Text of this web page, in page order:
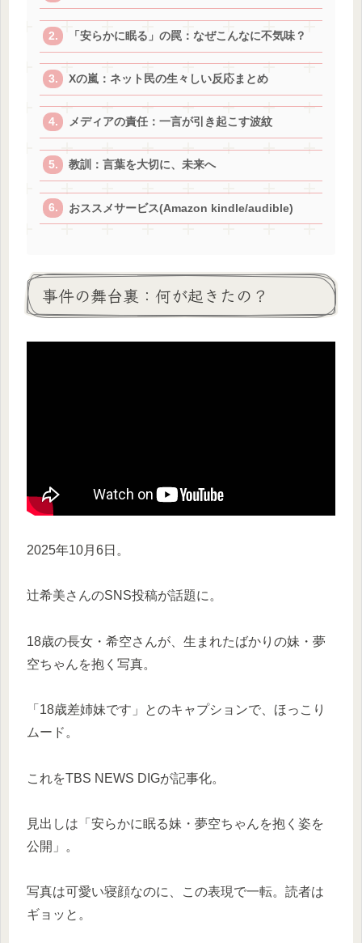
「安らかに眠る」の罠：なぜこんなに不気味？
Xの嵐：ネット民の生々しい反応まとめ
メディアの責任：一言が引き起こす波紋
教訓：言葉を大切に、未来へ
おススメサービス(Amazon kindle/audible)
事件の舞台裏：何が起きたの？
2025年10月6日。
辻希美さんのSNS投稿が話題に。
18歳の長女・希空さんが、生まれたばかりの妹・夢
空ちゃんを抱く写真。
「18歳差姉妹です」とのキャプションで、ほっこり
ムード。
これをTBS NEWS DIGが記事化。
見出しは「安らかに眠る妹・夢空ちゃんを抱く姿を
公開」。
写真は可愛い寝顔なのに、この表現で一転。読者は
ギョッと。